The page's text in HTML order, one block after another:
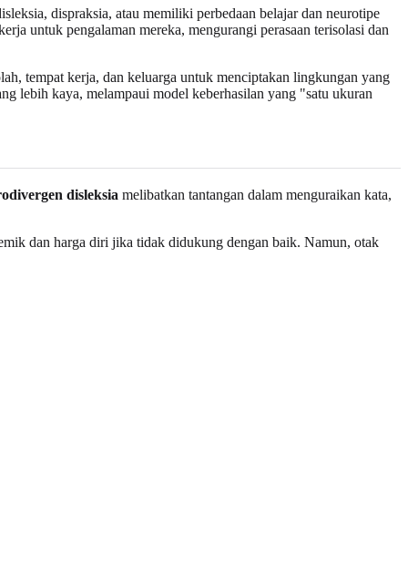
dispraksia, atau memiliki perbedaan belajar dan neurotipe
untuk pengalaman mereka, mengurangi perasaan terisolasi dan
tempat kerja, dan keluarga untuk menciptakan lingkungan yang
lebih kaya, melampaui model keberhasilan yang "satu ukuran
disleksia melibatkan tantangan dalam menguraikan kata,
dan harga diri jika tidak didukung dengan baik. Namun, otak